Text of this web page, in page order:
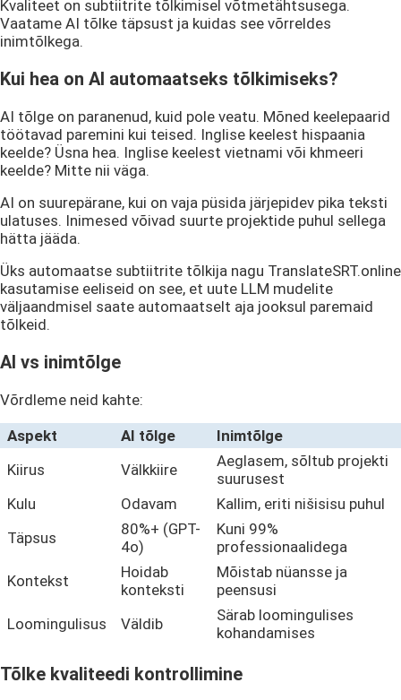
Kvaliteet on subtiitrite tõlkimisel võtmetähtsusega.
Vaatame AI tõlke täpsust ja kuidas see võrreldes
inimtõlkega.
Kui hea on AI automaatseks tõlkimiseks?
AI tõlge on paranenud, kuid pole veatu. Mõned keelepaarid
töötavad paremini kui teised. Inglise keelest hispaania
keelde? Üsna hea. Inglise keelest vietnami või khmeeri
keelde? Mitte nii väga.
AI on suurepärane, kui on vaja püsida järjepidev pika teksti
ulatuses. Inimesed võivad suurte projektide puhul sellega
hätta jääda.
Üks automaatse subtiitrite tõlkija nagu TranslateSRT.online
kasutamise eeliseid on see, et uute LLM mudelite
väljaandmisel saate automaatselt aja jooksul paremaid
tõlkeid.
AI vs inimtõlge
Võrdleme neid kahte:
Aspekt
AI tõlge
Inimtõlge
Kiirus
Välkkiire
Aeglasem, sõltub projekti
suurusest
Kulu
Odavam
Kallim, eriti nišisisu puhul
Täpsus
80%+ (GPT-
4o)
Kuni 99%
professionaalidega
Kontekst
Hoidab
konteksti
Mõistab nüansse ja
peensusi
Loomingulisus
Väldib
Särab loomingulises
kohandamises
Tõlke kvaliteedi kontrollimine